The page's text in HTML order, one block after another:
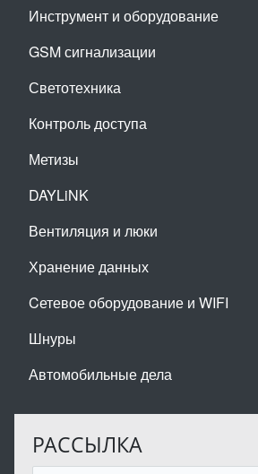
Инструмент и оборудование
GSM сигнализации
Светотехника
Контроль доступа
Метизы
DAYLiNK
Вентиляция и люки
Хранение данных
Cетевое оборудование и WIFI
Шнуры
Автомобильные дела
РАССЫЛКА